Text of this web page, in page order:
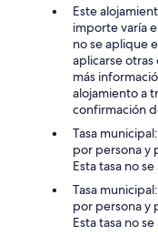
Este
importe varía
no se aplique
aplicarse
más
alojamiento a
confirmación
Tasa
por persona y
Esta tasa no
Tasa
por persona y
Esta tasa no